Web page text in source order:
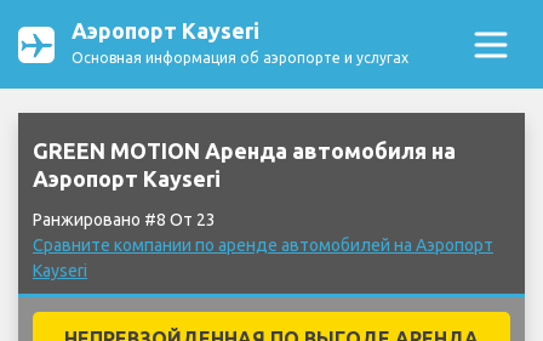
Аэропорт Kayseri
Основная информация об аэропорте и услугах
GREEN MOTION Аренда автомобиля на
Аэропорт Kayseri
Ранжировано #8 От 23
Сравните компании по аренде автомобилей на Аэропорт
Kayseri